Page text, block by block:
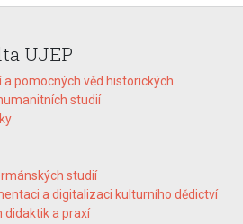
UJEP
a pomocných věd historických
studií
studií
a digitalizaci kulturního dědictví
didaktik a praxí